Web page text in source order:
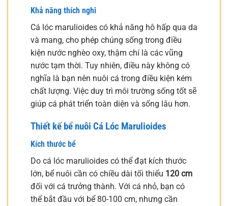
Khả năng thích nghi
Cá lóc marulioides có khả năng hô hấp qua da
và mang, cho phép chúng sống trong điều
kiện nước nghèo oxy, thậm chí là các vũng
nước tạm thời. Tuy nhiên, điều này không có
nghĩa là bạn nên nuôi cá trong điều kiện kém
chất lượng. Việc duy trì môi trường sống tốt sẽ
giúp cá phát triển toàn diện và sống lâu hơn.
Thiết kế bể nuôi Cá Lóc Marulioides
Kích thước bể
Do cá lóc marulioides có thể đạt kích thước
lớn, bể nuôi cần có chiều dài tối thiểu 120 cm
đối với cá trưởng thành. Với cá nhỏ, bạn có
thể bắt đầu với bể 80-100 cm, nhưng cần